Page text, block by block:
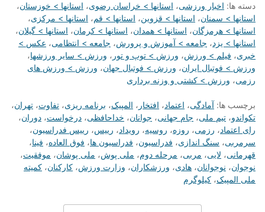
دسته ها: اخبار ورزشی، استانها > خراسان رضوی، استانها > خوزستان،
استانها > سمنان، استانها > قزوین، استانها > قم، استانها > مرکزی،
استانها > هرمزگان، استانها > همدان، استانها > کرمان، استانها > گیلان،
استانها > یزد، جامعه > آموزش و پرورش، جامعه > انتظامی، عکس >
خبری، فیلم > ورزش، ورزش > توپ و تور ، ورزش > سایر ورزشها،
ورزش > فوتبال ایران، ورزش > فوتبال جهان، ورزش > ورزش های
رزمی، ورزش > کشتی و وزنه برداری
برچسب ها: آمادگی، اعتماد، افتخار ، المپیک، برنامه ریزی، تفاوت، تهران،
تکواندو، تیم ملی، جام جهانی، جوانان، خداحافظی، درخواست، دوران،
رای اعتماد، رزمی، روزه، روسیه، رویداد، رییس، رییس فدراسیون،
سرمربی، سنگ اندازی، فدراسیون، فدراسیون ها، فوق العاده، فینا،
قهرمانی، لایی، مربی، مرحله دوم، ملی پوش، ملی پوشان، موفقیت،
نوجوان، نوجوانان، هادی، ورزشکاران، وزارت ورزش، کارکنان، کمیته
ملی المپیک، کیلوگرم